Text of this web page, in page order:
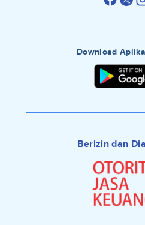
Download
Berizin dan